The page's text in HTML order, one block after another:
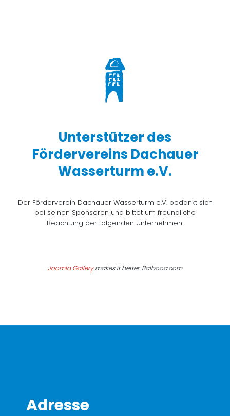
Unterstützer des
Fördervereins Dachauer
Wasserturm e.V.
Der Förderverein Dachauer Wasserturm e.V. bedankt sich
bei seinen Sponsoren und bittet um freundliche
Beachtung der folgenden Unternehmen:
Joomla Gallerymakes it better. Balbooa.com
Adresse